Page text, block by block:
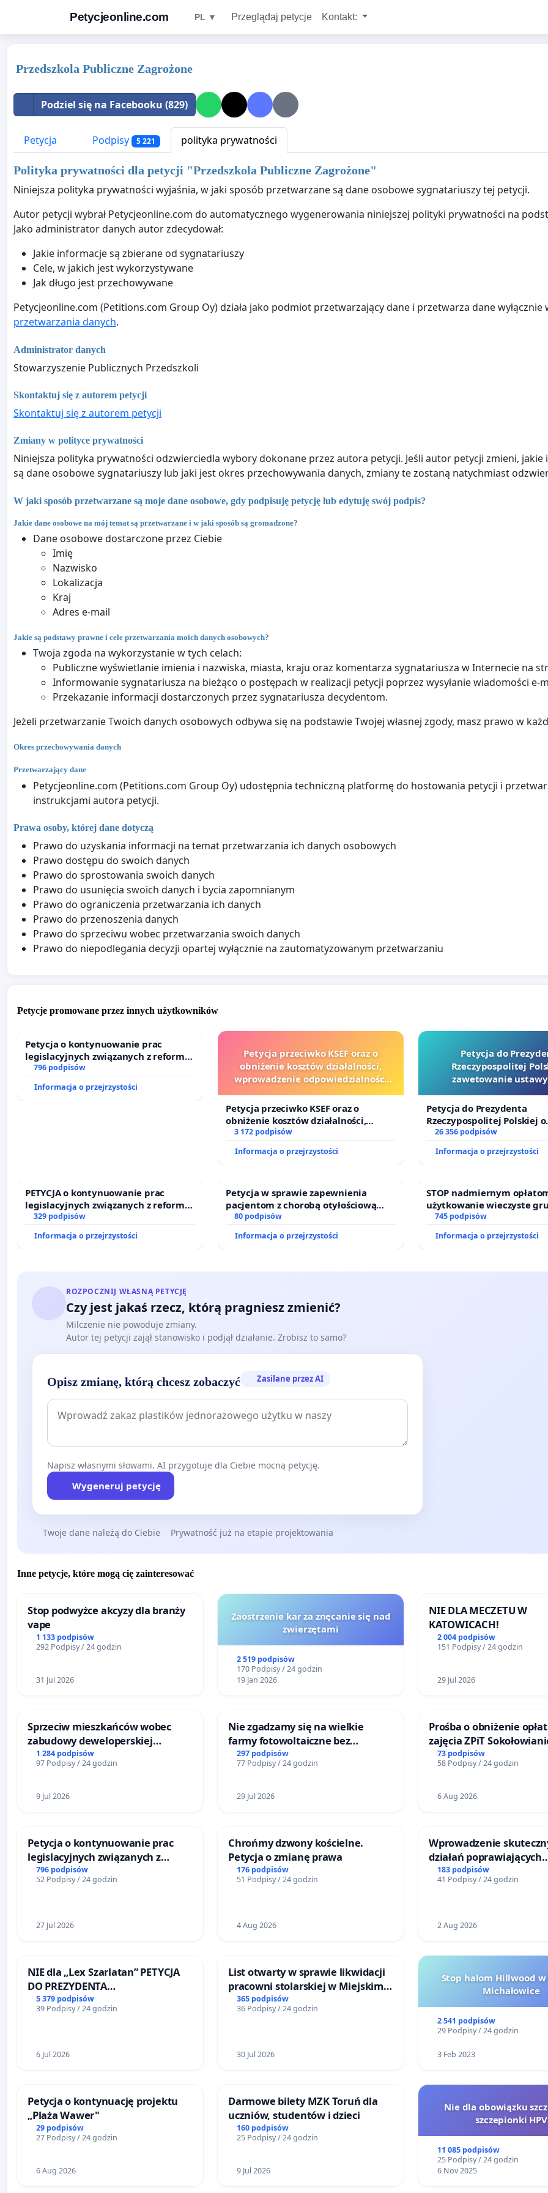
Petycjeonline.com PL ▼ Przeglądaj petycje Kontakt:
Przedszkola Publiczne Zagrożone
Podziel się na Facebooku (829)
Petycja Podpisy 5 221 polityka prywatności
Polityka prywatności dla petycji "Przedszkola Publiczne Zagrożone"
Niniejsza polityka prywatności wyjaśnia, w jaki sposób przetwarzane są dane osobowe sygnatariuszy tej petycji.
Autor petycji wybrał Petycjeonline.com do automatycznego wygenerowania niniejszej polityki prywatności na
Jako administrator danych autor zdecydował:
Jakie informacje są zbierane od sygnatariuszy
Cele, w jakich jest wykorzystywane
Jak długo jest przechowywane
Petycjeonline.com (Petitions.com Group Oy) działa jako podmiot przetwarzający dane i przetwarza dane
przetwarzania danych.
Administrator danych
Stowarzyszenie Publicznych Przedszkoli
Skontaktuj się z autorem petycji
Skontaktuj się z autorem petycji
Zmiany w polityce prywatności
Niniejsza polityka prywatności odzwierciedla wybory dokonane przez autora petycji. Jeśli autor petycji zmieni,
są dane osobowe sygnatariuszy lub jaki jest okres przechowywania danych, zmiany te zostaną natychmiast
W jaki sposób przetwarzane są moje dane osobowe, gdy podpisuję petycję lub edytuję swój podpis?
Jakie dane osobowe na mój temat są przetwarzane i w jaki sposób są gromadzone?
Dane osobowe dostarczone przez Ciebie
Imię
Nazwisko
Lokalizacja
Kraj
Adres e-mail
Jakie są podstawy prawne i cele przetwarzania moich danych osobowych?
Twoja zgoda na wykorzystanie w tych celach:
Publiczne wyświetlanie imienia i nazwiska, miasta, kraju oraz komentarza sygnatariusza w Internecie na
Informowanie sygnatariusza na bieżąco o postępach w realizacji petycji poprzez wysyłanie wiadomości e-
Przekazanie informacji dostarczonych przez sygnatariusza decydentom.
Jeżeli przetwarzanie Twoich danych osobowych odbywa się na podstawie Twojej własnej zgody, masz prawo w
Okres przechowywania danych
Przetwarzający dane
Petycjeonline.com (Petitions.com Group Oy) udostępnia techniczną platformę do hostowania petycji i
instrukcjami autora petycji.
Prawa osoby, której dane dotyczą
Prawo do uzyskania informacji na temat przetwarzania ich danych osobowych
Prawo dostępu do swoich danych
Prawo do sprostowania swoich danych
Prawo do usunięcia swoich danych i bycia zapomnianym
Prawo do ograniczenia przetwarzania ich danych
Prawo do przenoszenia danych
Prawo do sprzeciwu wobec przetwarzania swoich danych
Prawo do niepodlegania decyzji opartej wyłącznie na zautomatyzowanym przetwarzaniu
Petycje promowane przez innych użytkowników
Petycja o kontynuowanie prac
legislacyjnych związanych z reformą
prawa rodzinnego
796 podpisów
Informacja o przejrzystości
Petycja przeciwko KSEF oraz o
obniżenie kosztów działalności,
wprowadzenie odpowiedzialności
sędziów
Petycja przeciwko KSEF oraz o
obniżenie kosztów działalności,
wprowadzenie odpowiedzialności
sędziów
3 172 podpisów
Informacja o przejrzystości
Petycja do
Rzeczypospolitej
zawetowanie
Petycja do Prezydenta
Rzeczypospolitej Polskiej o
zawetowanie ustawy „Lex
26 356 podpisów
Informacja o przejrzystości
PETYCJA o kontynuowanie prac
legislacyjnych związanych z reformą
prawa rodzinnego
329 podpisów
Informacja o przejrzystości
Petycja w sprawie zapewnienia
pacjentom z chorobą otyłościową
dostępu do kompleksowego leczenia
80 podpisów
Informacja o przejrzystości
STOP nadmiernym
użytkowanie wieczyste
zajmowanych przez
745 podpisów
Informacja o przejrzystości
ROZPOCZNIJ WŁASNĄ PETYCJĘ
Czy jest jakaś rzecz, którą pragniesz zmienić?
Milczenie nie powoduje zmiany.
Autor tej petycji zajął stanowisko i podjął działanie. Zrobisz to samo?
Opisz zmianę, którą chcesz zobaczyć Zasilane przez AI
Napisz własnymi słowami. AI przygotuje dla Ciebie mocną petycję.
Wygeneruj petycję
Twoje dane należą do Ciebie Prywatność już na etapie projektowania
Inne petycje, które mogą cię zainteresować
Stop podwyżce akcyzy dla branży
vape
1 133 podpisów
292 Podpisy / 24 godzin
31 Jul 2026
Zaostrzenie kar za znęcanie się nad
zwierzętami
2 519 podpisów
170 Podpisy / 24 godzin
19 Jan 2026
NIE DLA MECZETU W
KATOWICACH!
2 004 podpisów
151 Podpisy / 24 godzin
29 Jul 2026
Sprzeciw mieszkańców wobec
zabudowy deweloperskiej
terenow zielonych w rejonie
Bulwarów Straceńskich w Bielsku-
1 284 podpisów
97 Podpisy / 24 godzin
9 Jul 2026
Nie zgadzamy się na wielkie
farmy fotowoltaiczne bez
rzetelnych analiz i akceptacji
mieszkańców
297 podpisów
77 Podpisy / 24 godzin
29 Jul 2026
Prośba o obniżenie
zajęcia ZPiT
Sokołowskim Ośrodku
73 podpisów
58 Podpisy / 24 godzin
6 Aug 2026
Petycja o kontynuowanie prac
legislacyjnych związanych z
reformą prawa rodzinnego
796 podpisów
52 Podpisy / 24 godzin
27 Jul 2026
Chrońmy dzwony kościelne.
Petycja o zmianę prawa
176 podpisów
51 Podpisy / 24 godzin
4 Aug 2026
Wprowadzenie
działań poprawiających
bezpieczeństwo na ulicy
Żeromskiego w Otwocku
183 podpisów
41 Podpisy / 24 godzin
2 Aug 2026
NIE dla „Lex Szarlatan” PETYCJA
DO PREZYDENTA
RZECZYPOSPOLITEJ POLSKIEJ
5 379 podpisów
39 Podpisy / 24 godzin
6 Jul 2026
List otwarty w sprawie likwidacji
pracowni stolarskiej w Miejskim
Teatrze Miniatura w Gdańsku
365 podpisów
36 Podpisy / 24 godzin
30 Jul 2026
Stop halom Hillwood
Michałowice
2 541 podpisów
29 Podpisy / 24 godzin
3 Feb 2023
Petycja o kontynuację projektu
„Plaża Wawer"
29 podpisów
27 Podpisy / 24 godzin
6 Aug 2026
Darmowe bilety MZK Toruń dla
uczniów, studentów i dzieci
160 podpisów
25 Podpisy / 24 godzin
9 Jul 2026
Nie dla obowiązku
szczepionki HPV
11 085 podpisów
25 Podpisy / 24 godzin
6 Nov 2025